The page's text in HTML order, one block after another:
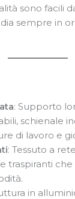
sono facili
sempre in
: Supporto
schienale
di lavoro e
: Tessuto a
traspiranti che
in